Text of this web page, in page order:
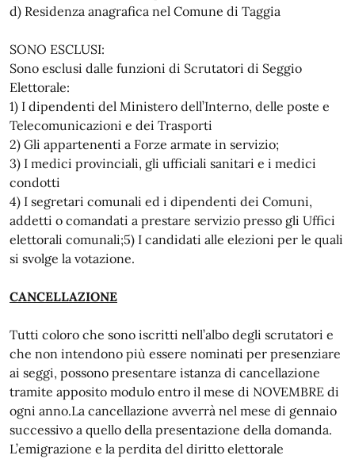
d) Residenza anagrafica nel Comune di Taggia
SONO ESCLUSI:
Sono esclusi dalle funzioni di Scrutatori di Seggio
Elettorale:
1) I dipendenti del Ministero dell’Interno, delle poste e
Telecomunicazioni e dei Trasporti
2) Gli appartenenti a Forze armate in servizio;
3) I medici provinciali, gli ufficiali sanitari e i medici
condotti
4) I segretari comunali ed i dipendenti dei Comuni,
addetti o comandati a prestare servizio presso gli Uffici
elettorali comunali;5) I candidati alle elezioni per le quali
si svolge la votazione.
CANCELLAZIONE
Tutti coloro che sono iscritti nell’albo degli scrutatori e
che non intendono più essere nominati per presenziare
ai seggi, possono presentare istanza di cancellazione
tramite apposito modulo entro il mese di NOVEMBRE di
ogni anno.La cancellazione avverrà nel mese di gennaio
successivo a quello della presentazione della domanda.
L’emigrazione e la perdita del diritto elettorale